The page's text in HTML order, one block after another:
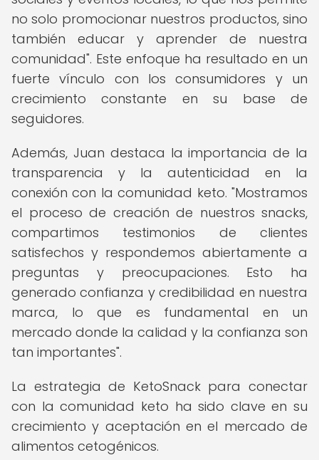
no solo promocionar nuestros productos, sino
también educar y aprender de nuestra
comunidad". Este enfoque ha resultado en un
fuerte vínculo con los consumidores y un
crecimiento constante en su base de
seguidores.
Además, Juan destaca la importancia de la
transparencia y la autenticidad en la
conexión con la comunidad keto. "Mostramos
el proceso de creación de nuestros snacks,
compartimos testimonios de clientes
satisfechos y respondemos abiertamente a
preguntas y preocupaciones. Esto ha
generado confianza y credibilidad en nuestra
marca, lo que es fundamental en un
mercado donde la calidad y la confianza son
tan importantes".
La estrategia de KetoSnack para conectar
con la comunidad keto ha sido clave en su
crecimiento y aceptación en el mercado de
alimentos cetogénicos.